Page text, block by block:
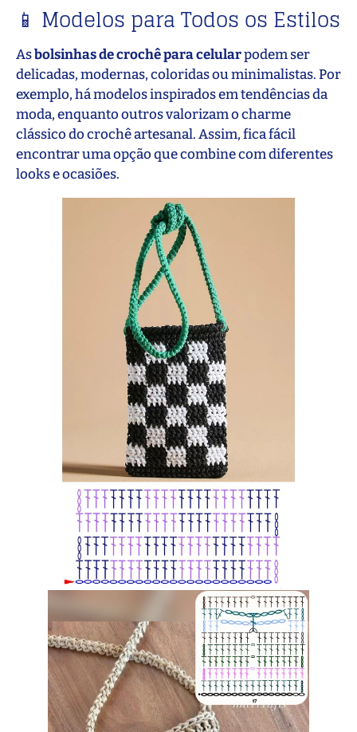
📱 Modelos para Todos os Estilos
Asbolsinhas de crochê para celularpodem ser
delicadas, modernas, coloridas ou minimalistas. Por
exemplo, há modelos inspirados em tendências da
moda, enquanto outros valorizam o charme
clássico do crochê artesanal. Assim, fica fácil
encontrar uma opção que combine com diferentes
looks e ocasiões.